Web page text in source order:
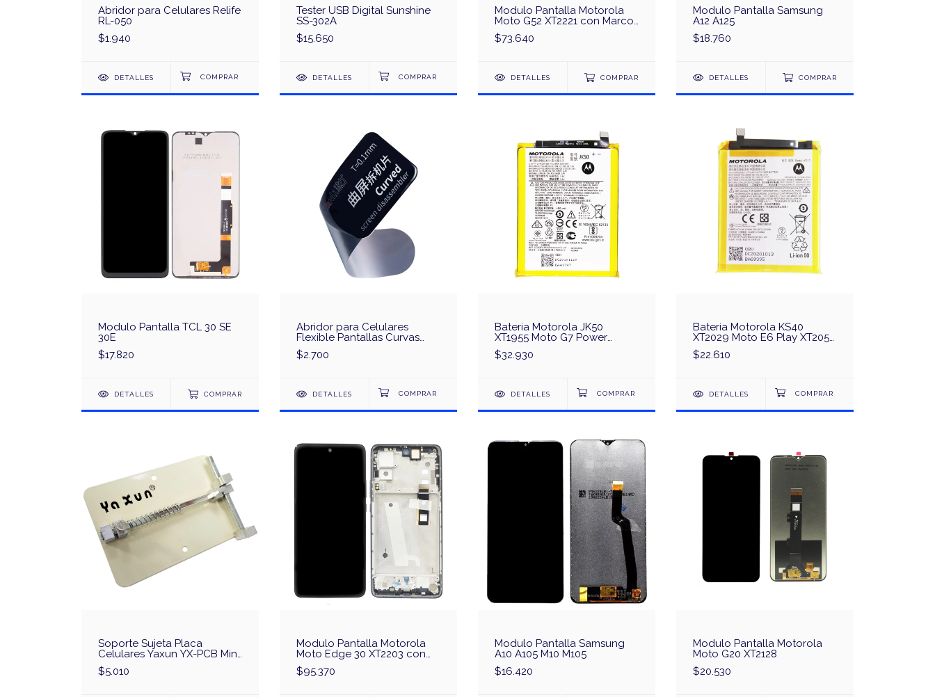
Abridor para Celulares Relife
RL-050
$1.940
DETALLES
Tester USB Digital Sunshine
SS-302A
$15.650
DETALLES
Modulo Pantalla Motorola
Moto G52 XT2221 con Marco
- Original
$73.640
DETALLES COMPRAR
Modulo Pantalla Samsung
A12 A125
$18.760
DETALLES COMPRAR
Modulo Pantalla TCL 30 SE
30E
$17.820
DETALLES COMPRAR
Abridor para Celulares
Flexible Pantallas Curvas
QianLi 0.1mm
$2.700
DETALLES
Bateria Motorola JK50
XT1955 Moto G7 Power
XT1942 One Power Original
$32.930
DETALLES
Bateria Motorola KS40
XT2029 Moto E6 Play XT2053
E6S E6I Original
$22.610
DETALLES
Soporte Sujeta Placa
Celulares Yaxun YX-PCB Mini
Prensa SMD PCB
$5.010
Modulo Pantalla Motorola
Moto Edge 30 XT2203 con
Marco - Original
$95.370
Modulo Pantalla Samsung
A10 A105 M10 M105
$16.420
Modulo Pantalla Motorola
Moto G20 XT2128
$20.530